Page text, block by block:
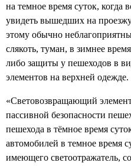
на темное время суток, когда
увидеть вышедших на
этому обычно
слякоть, туман, в зимнее
либо защиты у пешеходов в
элементов на верхней одежде.
«Световозвращающий
пассивной безопасности
пешехода в тёмное время
автомобилей в темное время
имеющего светоотражатель,